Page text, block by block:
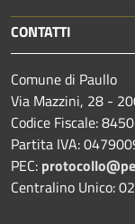
CONTATTI
Comune di Paullo
Via Mazzini, 28 -
Codice Fiscale:
Partita IVA:
PEC:
Centralino Unico: